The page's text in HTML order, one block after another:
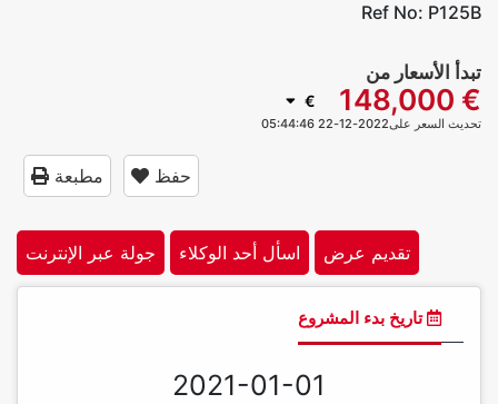
Ref No: P125B
تبدأ الأسعار من
€ 148,000
€
تحديث السعر على2022-12-22 05:44:46
حفظ مطبعة
تقديم عرض اسأل أحد الوكلاء جولة عبر الإنترنت
تاريخ بدء المشروع
2021-01-01